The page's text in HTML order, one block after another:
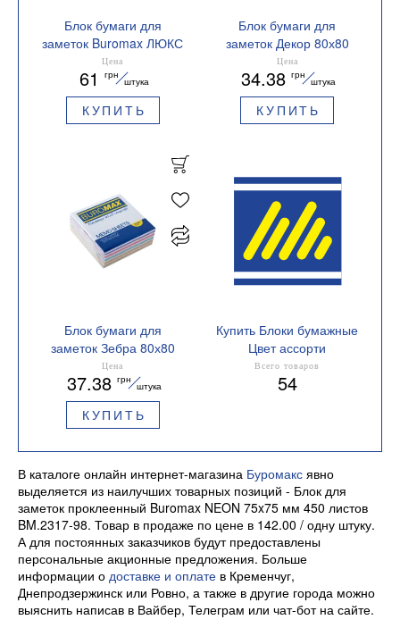
Блок бумаги для
заметок Buromax ЛЮКС
РАДУГА 90х90х20мм
склеенный BM.2240
Цена
61 грн
штука
КУПИТЬ
Блок бумаги для
заметок Декор 80х80
несклеенный BM.2273
Buromax
Цена
34.38 грн
штука
КУПИТЬ
Блок бумаги для
заметок Зебра 80х80
склеенный BM.2252
Buromax
Цена
37.38 грн
штука
КУПИТЬ
Купить Блоки бумажные
Цвет ассорти
Всего товаров
54
В каталоге онлайн интернет-магазина Буромакс явно
выделяется из наилучших товарных позиций - Блок для
заметок проклеенный Buromax NEON 75x75 мм 450 листов
BM.2317-98. Товар в продаже по цене в 142.00 / одну штуку.
А для постоянных заказчиков будут предоставлены
персональные акционные предложения. Больше
информации о доставке и оплате в Кременчуг,
Днепродзержинск или Ровно, а также в другие города можно
выяснить написав в Вайбер, Телеграм или чат-бот на сайте.